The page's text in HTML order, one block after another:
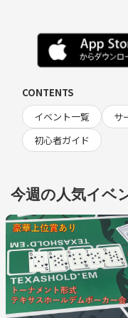
CONTENTS
イベント一覧
サ
初心者ガイド
今週の人気イベ